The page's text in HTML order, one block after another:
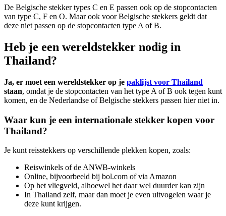
De Belgische stekker types C en E passen ook op de stopcontacten
van type C, F en O. Maar ook voor Belgische stekkers geldt dat
deze niet passen op de stopcontacten type A of B.
Heb je een wereldstekker nodig in
Thailand?
Ja, er moet een wereldstekker op je paklijst voor Thailand
staan, omdat je de stopcontacten van het type A of B ook tegen kunt
komen, en de Nederlandse of Belgische stekkers passen hier niet in.
Waar kun je een internationale stekker kopen voor
Thailand?
Je kunt reisstekkers op verschillende plekken kopen, zoals:
Reiswinkels of de ANWB-winkels
Online, bijvoorbeeld bij bol.com of via Amazon
Op het vliegveld, alhoewel het daar wel duurder kan zijn
In Thailand zelf, maar dan moet je even uitvogelen waar je
deze kunt krijgen.